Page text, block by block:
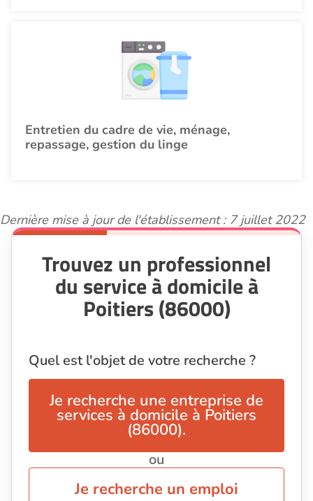
Entretien du cadre de vie, ménage,
repassage, gestion du linge
Dernière mise à jour de l'établissement : 7 juillet 2022
Trouvez un professionnel
du service à domicile à
Poitiers (86000)
Quel est l'objet de votre recherche ?
Je recherche une entreprise de
services à domicile à Poitiers
(86000).
ou
Je recherche un emploi